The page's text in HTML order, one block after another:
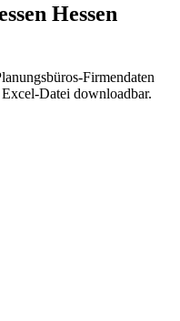
Hessen
-Firmendaten
Datei downloadbar.